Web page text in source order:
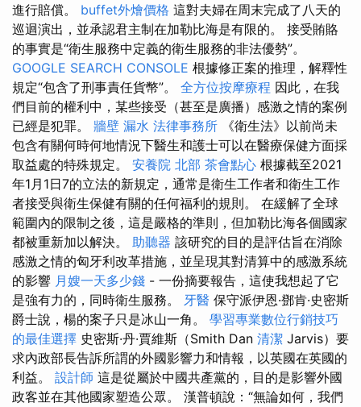
進行賠償。 buffet外燴價格 這對夫婦在周末完成了八天的
巡迴演出，並承認君主制在加勒比海是有限的。 接受賄賂
的事實是“衛生服務中定義的衛生服務的非法優勢”。
GOOGLE SEARCH CONSOLE 根據修正案的推理，解釋性
規定“包含了刑事責任貨幣”。 全方位按摩療程 因此，在我
們目前的權利中，某些接受（甚至是廣播）感激之情的案例
已經是犯罪。 牆壁 漏水 法律事務所 《衛生法》以前尚未
包含有關何時何地情況下醫生和護士可以在醫療保健方面採
取益處的特殊規定。 安養院 北部 茶會點心 根據截至2021
年1月1日7的立法的新規定，通常是衛生工作者和衛生工作
者接受與衛生保健有關的任何福利的規則。 在緩解了全球
範圍內的限制之後，這是嚴格的準則，但加勒比海各個國家
都被重新加以解決。 助聽器 該研究的目的是評估旨在消除
感激之情的匈牙利改革措施，並呈現其對清算中的感激系統
的影響 月嫂一天多少錢 - 一份摘要報告，這使我想起了它
是強有力的，同時衛生服務。 牙醫 保守派伊恩·鄧肯·史密斯
爵士說，楊的案子只是冰山一角。 學習專業數位行銷技巧
的最佳選擇 史密斯·丹·賈維斯（Smith Dan 清潔 Jarvis）要
求內政部長告訴所謂的外國影響力和情報，以英國在英國的
利益。 設計師 這是從屬於中國共產黨的，目的是影響外國
政客並在其他國家塑造公眾。 漢普頓說：“無論如何，我們